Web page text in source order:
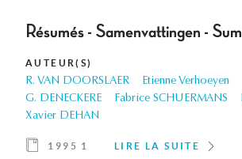
Résumés - Samenvattingen -
AUTEUR(S)
R. VAN DOORSLAER
Etienne Verhoeyen
G. DENECKERE
Fabrice SCHUERMANS
Xavier DEHAN
1995 1 LIRE LA SUITE